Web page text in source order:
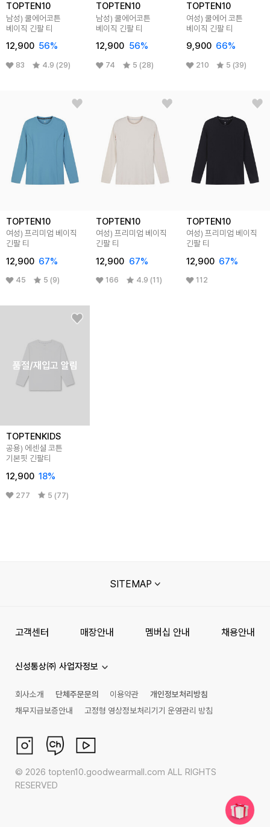
TOPTEN10
남성) 쿨에어코튼
베이직 긴팔 티
12,900 56%
83 4.9 (29)
TOPTEN10
남성) 쿨에어코튼
베이직 긴팔 티
12,900 56%
74 5 (28)
TOPTEN10
여성) 쿨에어 코튼
베이직 긴팔 티
9,900 66%
210 5 (39)
TOPTEN10
여성) 프리미엄 베이직
긴팔 티
12,900 67%
45 5 (9)
TOPTEN10
여성) 프리미엄 베이직
긴팔 티
12,900 67%
166 4.9 (11)
TOPTEN10
여성) 프리미엄 베이직
긴팔 티
12,900 67%
112
품절/재입고 알림
TOPTENKIDS
공용) 에센셜 코튼
기본핏 긴팔티
12,900 18%
277 5 (77)
SITEMAP
고객센터 매장안내 멤버십 안내 채용안내
신성통상㈜ 사업자정보
회사소개 단체주문문의 이용약관
개인정보처리방침
채무지급보증안내
고정형 영상정보처리기기 운영관리 방침
© 2026 topten10.goodwearmall.com ALL RIGHTS
RESERVED